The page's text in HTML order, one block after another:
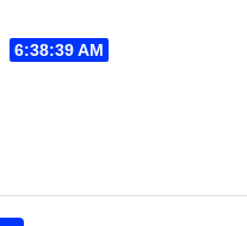
6:38:40 AM